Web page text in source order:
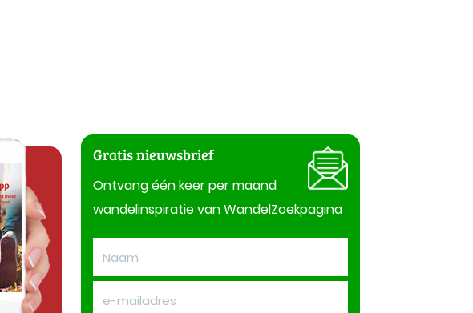
Gratis nieuwsbrief
Ontvang één keer per maand
wandelinspiratie van WandelZoekpagina